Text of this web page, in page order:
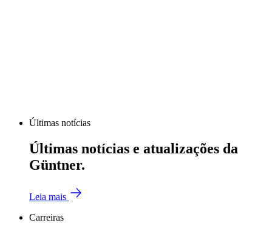
Últimas notícias
Últimas notícias e atualizações da
Güntner.
Leia mais
Carreiras